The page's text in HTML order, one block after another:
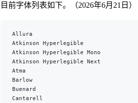
目前字体列表如下。（2026年6月21日）
Allura
Atkinson Hyperlegible
Atkinson Hyperlegible Mono
Atkinson Hyperlegible Next
Atma
Barlow
Buenard
Cantarell